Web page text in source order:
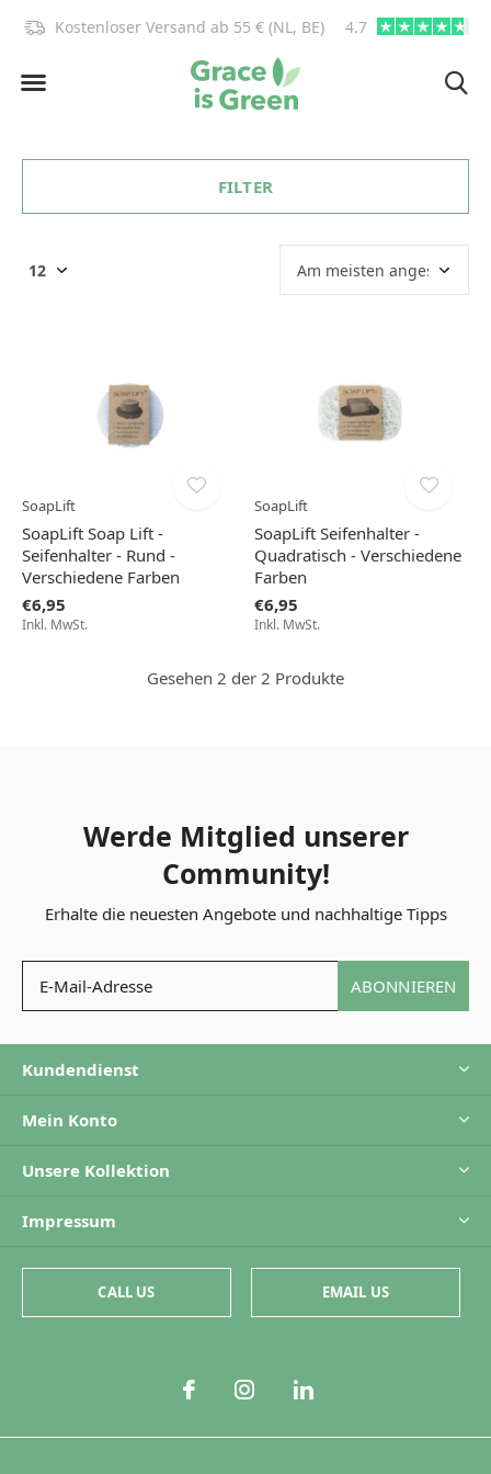
Kostenloser Versand ab 55 € (NL, BE) 4.7
FILTER
SoapLift
SoapLift Soap Lift -
Seifenhalter - Rund -
Verschiedene Farben
€6,95
Inkl. MwSt.
SoapLift
SoapLift Seifenhalter -
Quadratisch - Verschiedene
Farben
€6,95
Inkl. MwSt.
Gesehen 2 der 2 Produkte
Werde Mitglied unserer
Community!
Erhalte die neuesten Angebote und nachhaltige Tipps
ABONNIEREN
Kundendienst
Mein Konto
Unsere Kollektion
Impressum
CALL US EMAIL US